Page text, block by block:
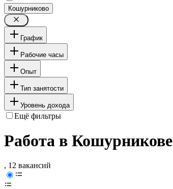
Кошурниково
График
Рабочие часы
Опыт
Тип занятости
Уровень дохода
Ещё фильтры
Работа в Кошурникове
, 12 вакансий